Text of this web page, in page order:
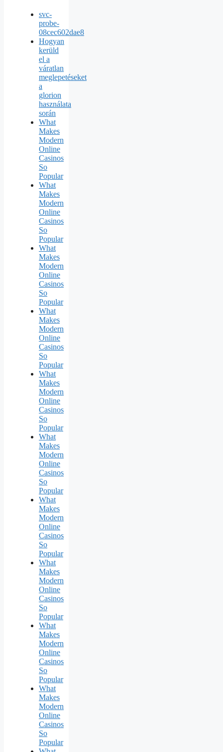
svc-
probe-
08cec602dae8
Hogyan
kerüld
el a
váratlan
meglepetéseket
a
glorion
használata
során
What
Makes
Modern
Online
Casinos
So
Popular
What
Makes
Modern
Online
Casinos
So
Popular
What
Makes
Modern
Online
Casinos
So
Popular
What
Makes
Modern
Online
Casinos
So
Popular
What
Makes
Modern
Online
Casinos
So
Popular
What
Makes
Modern
Online
Casinos
So
Popular
What
Makes
Modern
Online
Casinos
So
Popular
What
Makes
Modern
Online
Casinos
So
Popular
What
Makes
Modern
Online
Casinos
So
Popular
What
Makes
Modern
Online
Casinos
So
Popular